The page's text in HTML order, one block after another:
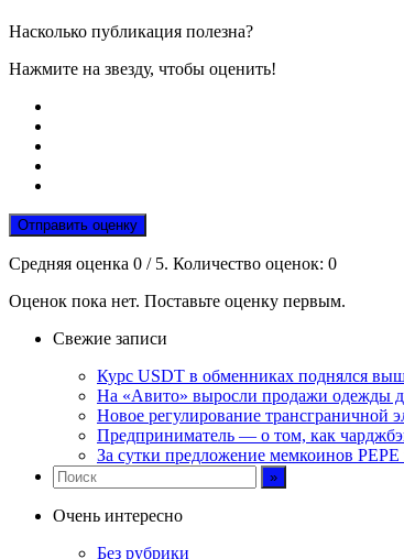
Насколько публикация полезна?
Нажмите на звезду, чтобы оценить!
Отправить оценку
Средняя оценка 0 / 5. Количество оценок: 0
Оценок пока нет. Поставьте оценку первым.
Свежие записи
Курс USDT в обменниках поднялся
На «Авито» выросли продажи одежды
Новое регулирование трансграничной
Предприниматель — о том, как
За сутки предложение мемкоинов PEPE
Очень интересно
Без рубрики